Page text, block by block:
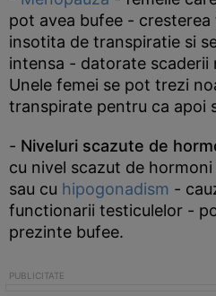
pot avea bufee -
insotita de transpiratie si
intensa - datorate scaderii
Unele femei se pot trezi
transpirate pentru ca apoi
- Niveluri scazute de
cu nivel scazut de hormoni
sau cu hipogonadism -
functionarii testiculelor -
prezinte bufee.